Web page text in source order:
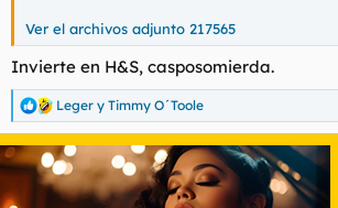
Ver el archivos adjunto 217565
Invierte en H&S, casposomierda.
R
e
a
c
Leger y Timmy O´Toole